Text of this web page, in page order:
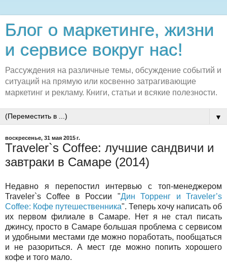
Блог о маркетинге, жизни
и сервисе вокруг нас!
Рассуждения на различные темы, обсуждение событий и
ситуаций на прямую или косвенно затрагивающие
маркетинг и рекламу. Книги, статьи и всякие полезности.
▼
воскресенье, 31 мая 2015 г.
Traveler`s Coffee: лучшие сандвичи и
завтраки в Самаре (2014)
Недавно я перепостил интервью с топ-менеджером
Traveler`s Coffee в России "Дин Торренг и Traveler’s
Coffee: Кофе путешественника". Теперь хочу написать об
их первом филиале в Самаре. Нет я не стал писать
джинсу, просто в Самаре большая проблема с сервисом
и удобными местами где можно поработать, пообщаться
и не разориться. А мест где можно попить хорошего
кофе и того мало.